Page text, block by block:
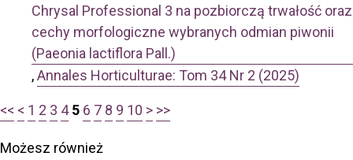
Chrysal Professional 3 na pozbiorczą trwałość oraz
cechy morfologiczne wybranych odmian piwonii
(Paeonia lactiflora Pall.)
,Annales Horticulturae: Tom 34 Nr 2 (2025)
<< < 1 2 3 4 5 6 7 8 9 10 > >>
Możesz również